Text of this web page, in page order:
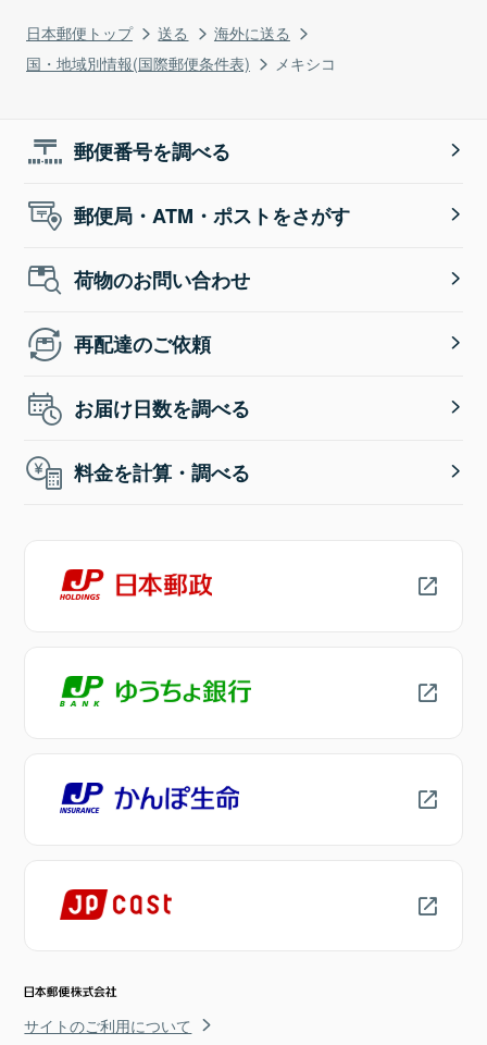
日本郵便トップ 送る
海外に送る
国・地域別情報(国際郵便条件表)
メキシコ
郵便番号を調べる
郵便局・ATM・ポストをさがす
荷物のお問い合わせ
再配達のご依頼
お届け日数を調べる
料金を計算・調べる
サイトのご利用について